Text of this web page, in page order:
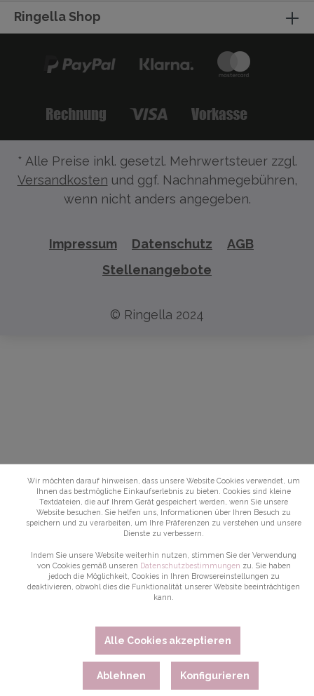
Ringella Shop
* Alle Preise inkl. gesetzl. Mehrwertsteuer zzgl.
Versandkosten und ggf. Nachnahmegebühren,
wenn nicht anders angegeben.
Impressum Datenschutz
AGB
Stellenangebote
© Ringella 2024
Wir möchten darauf hinweisen, dass unsere Website Cookies verwendet, um
Ihnen das bestmögliche Einkaufserlebnis zu bieten. Cookies sind kleine
Textdateien, die auf Ihrem Gerät gespeichert werden, wenn Sie unsere
Website besuchen. Sie helfen uns, Informationen über Ihren Besuch zu
speichern und zu verarbeiten, um Ihre Präferenzen zu verstehen und unsere
Dienste zu verbessern.
Indem Sie unsere Website weiterhin nutzen, stimmen Sie der Verwendung
von Cookies gemäß unseren Datenschutzbestimmungen zu. Sie haben
jedoch die Möglichkeit, Cookies in Ihren Browsereinstellungen zu
deaktivieren, obwohl dies die Funktionalität unserer Website beeinträchtigen
kann.
Alle Cookies akzeptieren
Ablehnen Konfigurieren